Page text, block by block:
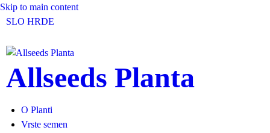
Skip to main content
SLO HRDE
Allseeds Planta
O Planti
Vrste semen